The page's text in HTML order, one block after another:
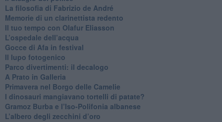
​La filosofia di Fabrizio de André
Memorie di un clarinettista redento
​Il tuo tempo con Olafur Eliasson
​L’ospedale dell’acqua
​Gocce di Afa in festival
​Il lupo fotogenico
​Parco divertimenti: il decalogo
​A Prato in Galleria
​Primavera nel Borgo delle Camelie
I dinosauri mangiavano tortelli di patate?
​Gramoz Burba e l’Iso-Polifonia albanese
L’albero degli zecchini d’oro